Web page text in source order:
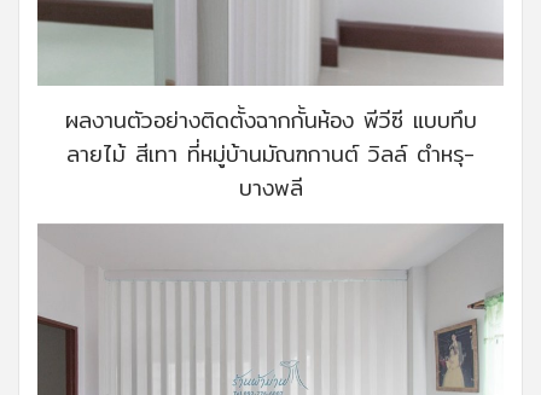
ผลงานตัวอย่างติดตั้งฉากกั้นห้อง พีวีซี แบบทึบ
ลายไม้ สีเทา ที่หมู่บ้านมัณฑกานต์ วิลล์ ตำหรุ-
บางพลี